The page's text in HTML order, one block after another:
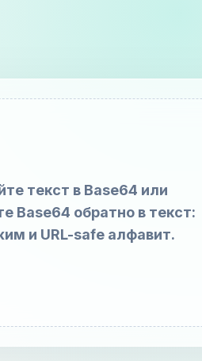
текст в Base64 или
Base64 обратно в текст:
и URL-safe алфавит.